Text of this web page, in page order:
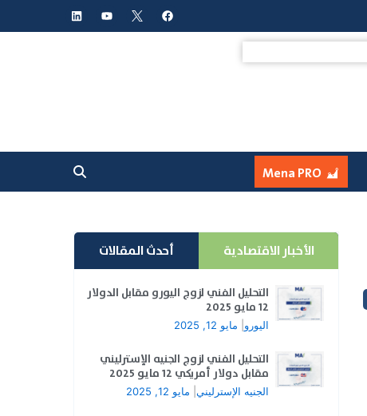
F
a
c
Y
o
u
L
i
n
Mena PRO
الأخبار الاقتصادية أحدث المقالات
التحليل الفني لزوج اليورو مقابل الدولار
12 مايو 2025
اليورو مايو 12, 2025
التحليل الفني لزوج الجنيه الإسترليني
مقابل دولار أمريكي 12 مايو 2025
الجنيه الإسترليني مايو 12, 2025